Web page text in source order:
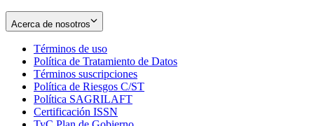
Acerca de nosotros
Términos de uso
in
new
window
Política de Tratamiento de Datos
Términos suscripciones
in
Política de Riesgos C/ST
Política SAGRILAFT
Certificación ISSN